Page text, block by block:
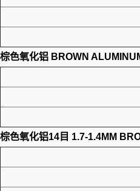
棕色氧化铝 BROWN
棕色氧化铝14目 1.7-1.4MM